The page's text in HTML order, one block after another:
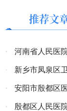
推荐文
·
河南省人民医
都区人民医院顺
·
新乡市凤泉区
医院考察交流
·
安阳市殷都区
医务人员培训班
·
殷都区人民医